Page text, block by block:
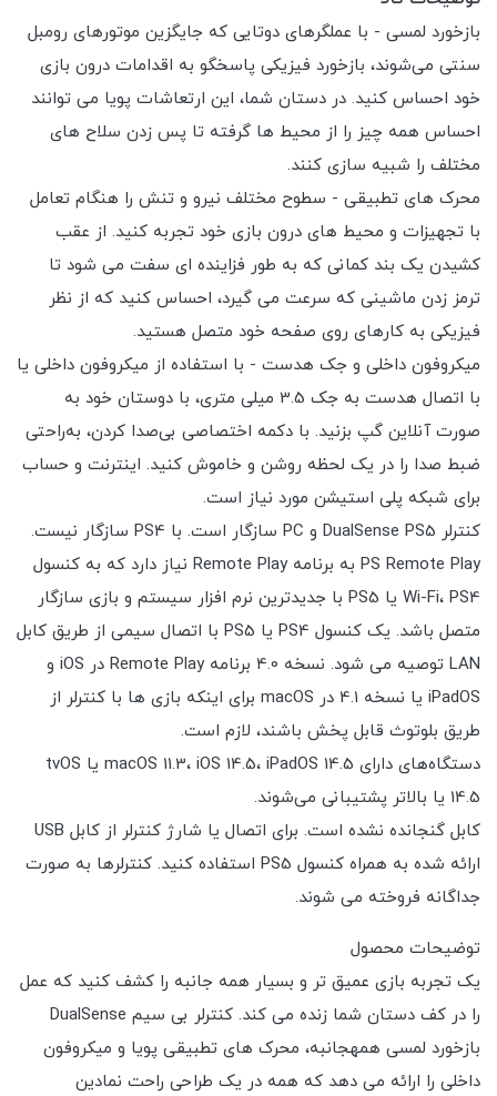
بازخورد لمسی - با عملگرهای دوتایی که جایگزین موتورهای رومبل
سنتی می‌شوند، بازخورد فیزیکی پاسخگو به اقدامات درون بازی
خود احساس کنید. در دستان شما، این ارتعاشات پویا می توانند
احساس همه چیز را از محیط ها گرفته تا پس زدن سلاح های
مختلف را شبیه سازی کنند.
محرک های تطبیقی - سطوح مختلف نیرو و تنش را هنگام تعامل
با تجهیزات و محیط های درون بازی خود تجربه کنید. از عقب
کشیدن یک بند کمانی که به طور فزاینده ای سفت می شود تا
ترمز زدن ماشینی که سرعت می گیرد، احساس کنید که از نظر
فیزیکی به کارهای روی صفحه خود متصل هستید.
میکروفون داخلی و جک هدست - با استفاده از میکروفون داخلی یا
با اتصال هدست به جک 3.5 میلی متری، با دوستان خود به
صورت آنلاین گپ بزنید. با دکمه اختصاصی بی‌صدا کردن، به‌راحتی
ضبط صدا را در یک لحظه روشن و خاموش کنید. اینترنت و حساب
برای شبکه پلی استیشن مورد نیاز است.
کنترلر DualSense PS5 و PC سازگار است. با PS4 سازگار نیست.
PS Remote Play به برنامه Remote Play نیاز دارد که به کنسول
Wi-Fi، PS4 یا PS5 با جدیدترین نرم افزار سیستم و بازی سازگار
متصل باشد. یک کنسول PS4 یا PS5 با اتصال سیمی از طریق کابل
LAN توصیه می شود. نسخه 4.0 برنامه Remote Play در iOS و
iPadOS یا نسخه 4.1 در macOS برای اینکه بازی ها با کنترلر از
طریق بلوتوث قابل پخش باشند، لازم است.
دستگاه‌های دارای macOS 11.3، iOS 14.5، iPadOS 14.5 یا tvOS
14.5 یا بالاتر پشتیبانی می‌شوند.
کابل گنجانده نشده است. برای اتصال یا شارژ کنترلر از کابل USB
ارائه شده به همراه کنسول PS5 استفاده کنید. کنترلرها به صورت
جداگانه فروخته می شوند.
توضیحات محصول
یک تجربه بازی عمیق تر و بسیار همه جانبه را کشف کنید که عمل
را در کف دستان شما زنده می کند. کنترلر بی سیم DualSense
بازخورد لمسی همهجانبه، محرک های تطبیقی پویا و میکروفون
داخلی را ارائه می دهد که همه در یک طراحی راحت نمادین